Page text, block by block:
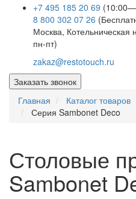
+7 495 185 20 69
8 800 302 07 26
Москва,
пн-пт)
zakaz@restotouch.ru
Заказать звонок
Главная
Каталог товаров
Серия Sambonet Deco
Столовые
Sambonet